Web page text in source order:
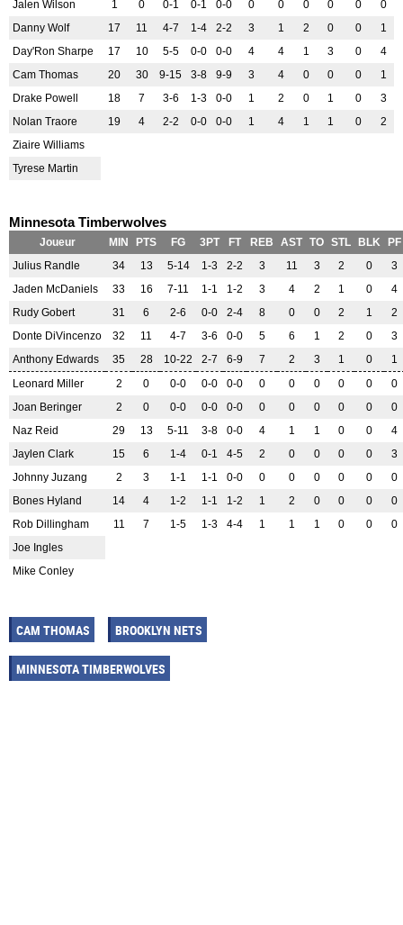
Jalen Wilson
1 0 0-1 0-1 0-0 0 0 0 0 0
0
Danny Wolf
17 11 4-7 1-4 2-2 3 1 2 0 0
1
Day'Ron Sharpe
17 10 5-5 0-0 0-0 4 4 1 3 0
4
Cam Thomas
20 30 9-15 3-8 9-9 3 4 0 0 0
1
Drake Powell
18 7 3-6 1-3 0-0 1 2 0 1 0
3
Nolan Traore
19 4 2-2 0-0 0-0 1 4 1 1 0
2
Ziaire Williams
Tyrese Martin
Minnesota Timberwolves
Joueur MIN PTS FG 3PT FT REB AST TO STL BLK
PF
Julius Randle
34 13 5-14 1-3 2-2 3 11 3 2 0
3
Jaden McDaniels
33 16 7-11 1-1 1-2 3 4 2 1 0
4
Rudy Gobert
31 6 2-6 0-0 2-4 8 0 0 2 1
2
Donte DiVincenzo
32 11 4-7 3-6 0-0 5 6 1 2 0
3
Anthony Edwards
35 28 10-22 2-7 6-9 7 2 3 1 0
1
Leonard Miller
2 0 0-0 0-0 0-0 0 0 0 0 0
0
Joan Beringer
2 0 0-0 0-0 0-0 0 0 0 0 0
0
Naz Reid
29 13 5-11 3-8 0-0 4 1 1 0 0
4
Jaylen Clark
15 6 1-4 0-1 4-5 2 0 0 0 0
3
Johnny Juzang
2 3 1-1 1-1 0-0 0 0 0 0 0
0
Bones Hyland
14 4 1-2 1-1 1-2 1 2 0 0 0
0
Rob Dillingham
11 7 1-5 1-3 4-4 1 1 1 0 0
0
Joe Ingles
Mike Conley
CAM THOMAS BROOKLYN NETS
MINNESOTA TIMBERWOLVES